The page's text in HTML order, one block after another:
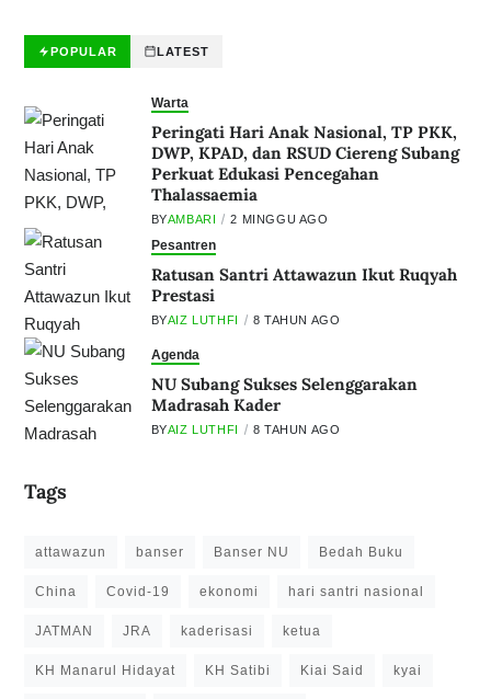
POPULAR LATEST
Warta
Peringati Hari Anak Nasional, TP PKK,
DWP, KPAD, dan RSUD Ciereng Subang
Perkuat Edukasi Pencegahan
Thalassaemia
BYAMBARI 2 MINGGU AGO
Pesantren
Ratusan Santri Attawazun Ikut Ruqyah
Prestasi
BYAIZ LUTHFI 8 TAHUN AGO
Agenda
NU Subang Sukses Selenggarakan
Madrasah Kader
BYAIZ LUTHFI 8 TAHUN AGO
Tags
attawazun banser Banser NU Bedah Buku
China Covid-19 ekonomi hari santri nasional
JATMAN JRA kaderisasi ketua
KH Manarul Hidayat KH Satibi Kiai Said kyai